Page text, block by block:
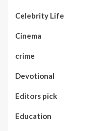
Celebrity Life
Cinema
crime
Devotional
Editors pick
Education